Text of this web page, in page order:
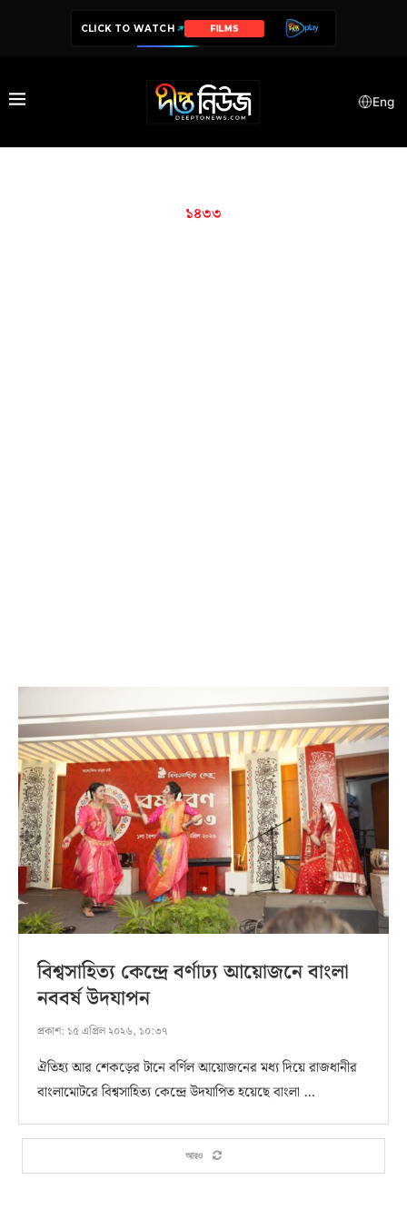
CLICK TO WATCH FILMS
Eng
১৪৩৩
বিশ্বসাহিত্য কেন্দ্রে বর্ণাঢ্য আয়োজনে বাংলা
নববর্ষ উদযাপন
প্রকাশ: ১৫ এপ্রিল ২০২৬, ১০:৩৭
ঐতিহ্য আর শেকড়ের টানে বর্ণিল আয়োজনের মধ্য দিয়ে রাজধানীর
বাংলামোটরে বিশ্বসাহিত্য কেন্দ্রে উদযাপিত হয়েছে বাংলা …
আরও